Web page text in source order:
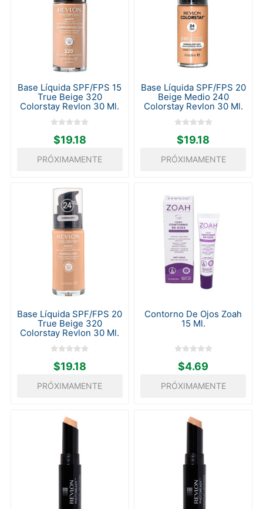
Base Líquida SPF/FPS 15
True Beige 320
Colorstay Revlon 30 Ml.
$19.18
PRÓXIMAMENTE
Base Líquida SPF/FPS 20
Beige Medio 240
Colorstay Revlon 30 Ml.
$19.18
PRÓXIMAMENTE
Base Líquida SPF/FPS 20
True Beige 320
Colorstay Revlon 30 Ml.
$19.18
PRÓXIMAMENTE
Contorno De Ojos Zoah
15 Ml.
$4.69
PRÓXIMAMENTE